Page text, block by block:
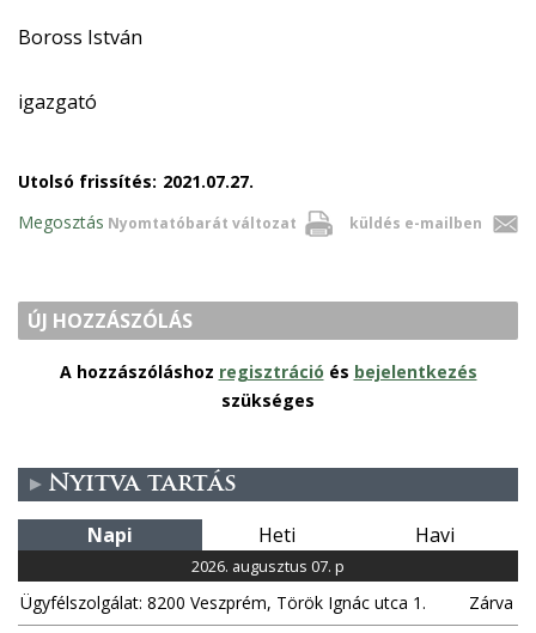
Boross István
igazgató
Utolsó frissítés: 2021.07.27.
Nyomtatóbarát változat küldés e-mailben
Megosztás
ÚJ HOZZÁSZÓLÁS
A hozzászóláshoz regisztráció és bejelentkezés
szükséges
Nyitva tartás
Napi Heti Havi
2026. augusztus 07. p
Ügyfélszolgálat: 8200 Veszprém, Török Ignác utca 1.
Zárva